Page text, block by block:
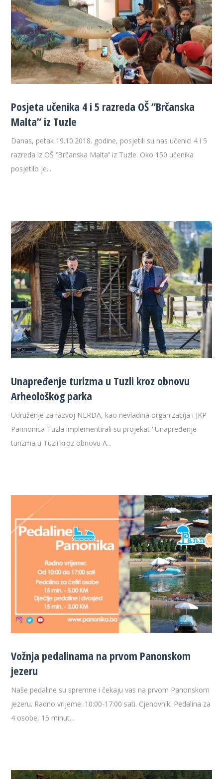
Posjeta učenika 4 i 5 razreda OŠ ”Brčanska
Malta” iz Tuzle
Danas, petak 19.10.2018. godine, posjetili su nas učenici 4 i 5
razreda iz OŠ ‘’Brčanska Malta’’ iz Tuzle. Oko 150 učenika
posjetilo je...
Unapređenje turizma u Tuzli kroz obnovu
Arheološkog parka
Udruženje za razvoj NERDA, kao nevladina organizacija i JKP
Pannonica Tuzla implementirali su projekat ''Unapređenje
turizma u Tuzli kroz obnovu A...
Vožnja pedalinama na prvom Panonskom
jezeru
Naše pedaline su spremne i čekaju vas na prvom Panonskom
jezeru. Radno vrijeme: 10:00-17:00 sati. Cjenovnik: Pedalina za
4 osobe, 15 minut...